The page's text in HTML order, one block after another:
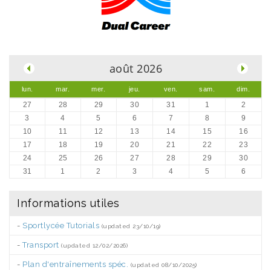
août 2026
lun. mar. mer. jeu. ven. sam. dim.
27 28 29 30 31 1
2
3
4 5 6 7 8
9
10
11 12 13 14 15
16
17
18 19 20 21 22
23
24
25 26 27 28 29
30
31
1 2 3 4 5 6
Informations utiles
- Sportlycée Tutorials (updated 23/10/19)
-Transport (updated 12/02/2026)
- Plan d'entraînements spéc. (updated 08/10/2025)